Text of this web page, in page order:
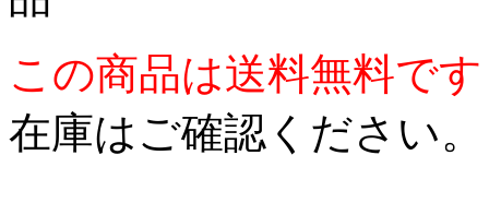
この商品は送料無料で
在庫はご確認ください。